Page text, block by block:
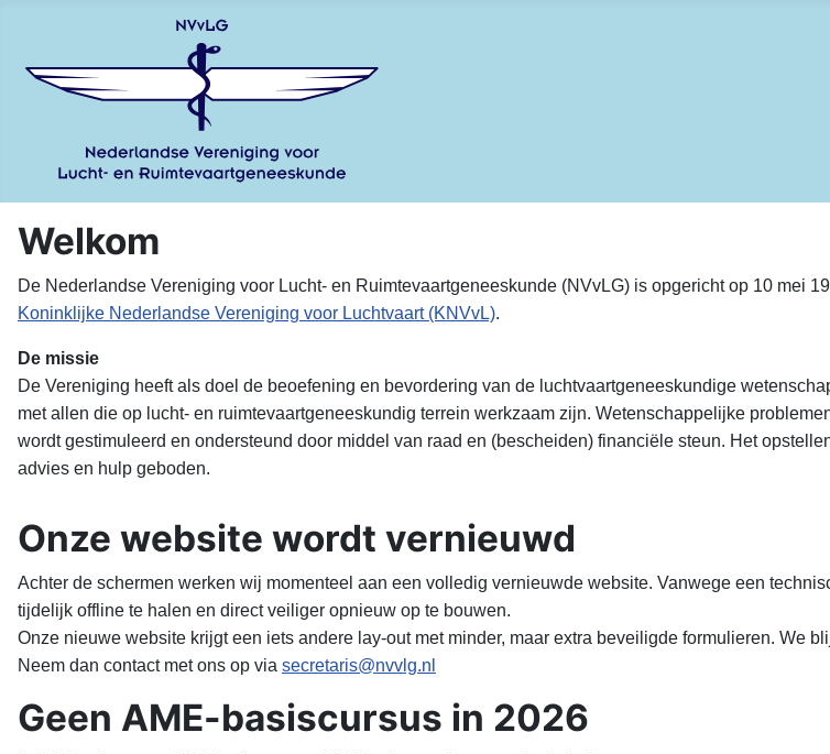
Welkom
De Nederlandse Vereniging voor Lucht- en Ruimtevaartgeneeskunde (NVvLG) is opgericht op 10 mei
Koninklijke Nederlandse Vereniging voor Luchtvaart (KNVvL).
De missie
De Vereniging heeft als doel de beoefening en bevordering van de luchtvaartgeneeskundige
met allen die op lucht- en ruimtevaartgeneeskundig terrein werkzaam zijn. Wetenschappelijke
wordt gestimuleerd en ondersteund door middel van raad en (bescheiden) financiële steun. Het
advies en hulp geboden.
Onze website wordt vernieuwd
Achter de schermen werken wij momenteel aan een volledig vernieuwde website. Vanwege een
tijdelijk offline te halen en direct veiliger opnieuw op te bouwen.
Onze nieuwe website krijgt een iets andere lay-out met minder, maar extra beveiligde formulieren. We
Neem dan contact met ons op via secretaris@nvvlg.nl
Geen AME-basiscursus in 2026